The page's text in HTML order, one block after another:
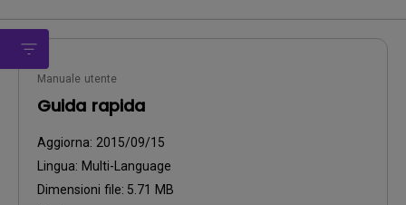
Manuale utente
Guida rapida
Aggiorna: 2015/09/15
Lingua: Multi-Language
Dimensioni file: 5.71 MB